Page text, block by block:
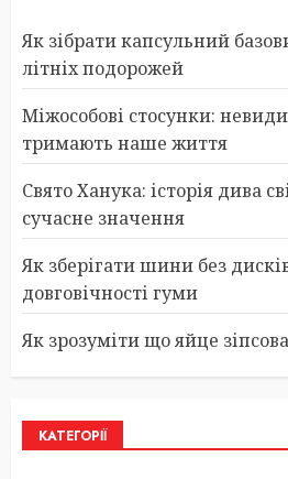
Як зібрати капсульний
літніх подорожей
Міжособові стосунки:
тримають наше життя
Свято Ханука: історія дива
сучасне значення
Як зберігати шини без
довговічності гуми
Як зрозуміти що яйце
КАТЕГОРІЇ